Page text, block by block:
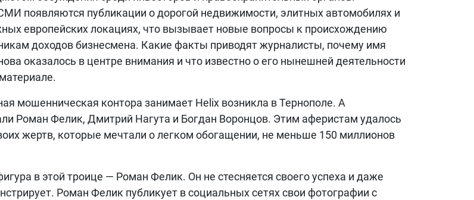
появляются публикации о дорогой недвижимости, элитных автомобилях и
европейских локациях, что вызывает новые вопросы к происхождению
доходов бизнесмена. Какие факты приводят журналисты, почему имя
оказалось в центре внимания и что известно о его нынешней деятельности
мошенническая контора занимает Helix возникла в Тернополе. А
Роман Фелик, Дмитрий Нагута и Богдан Воронцов. Этим аферистам удалось
жертв, которые мечтали о легком обогащении, не меньше 150 миллионов
в этой троице — Роман Фелик. Он не стесняется своего успеха и даже
Роман Фелик публикует в социальных сетях свои фотографии с